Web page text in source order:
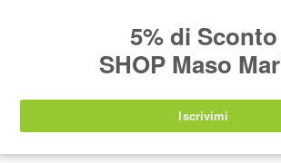
IT EN DE
nuovamente disponibili a partire da
agosto 2026.